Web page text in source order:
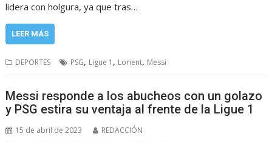
lidera con holgura, ya que tras…
LEER MÁS
DEPORTES PSG, Ligue 1 , Lorient, Messi
Messi responde a los abucheos con un golazo
y PSG estira su ventaja al frente de la Ligue 1
15 de abril de 2023 REDACCIÓN